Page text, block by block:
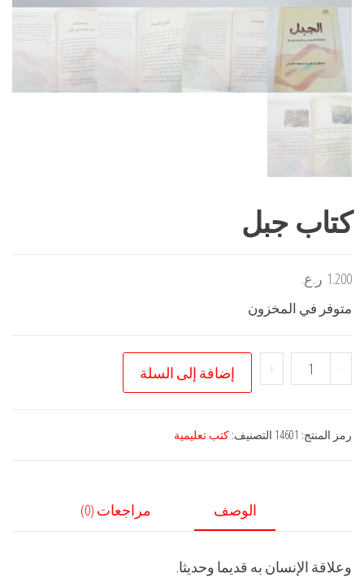
كتاب جبل
1.200 ر.ع.
متوفر في المخزون
-
كمية
كتاب
+ إضافة إلى السلة
رمز المنتج: 14601 التصنيف: كتب تعليمية
الوصف مراجعات (0)
وعلاقة الإنسان به قديما وحديثا.